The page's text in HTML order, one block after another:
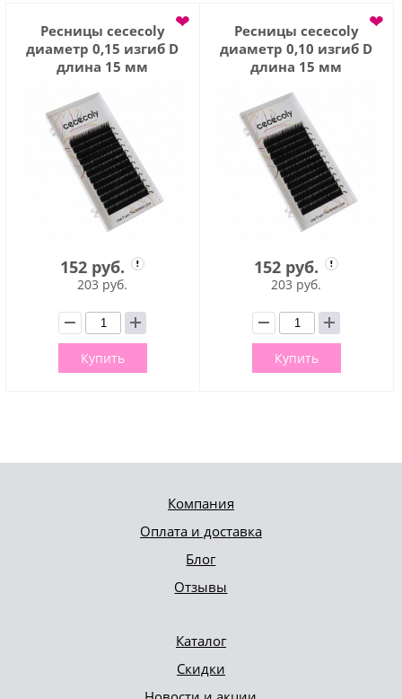
Ресницы cececoly
диаметр 0,15 изгиб D
длина 15 мм
❤
152 руб.
203 руб.
Купить
Ресницы cececoly
диаметр 0,10 изгиб D
длина 15 мм
❤
152 руб.
203 руб.
Купить
Компания
Оплата и доставка
Блог
Отзывы
Каталог
Скидки